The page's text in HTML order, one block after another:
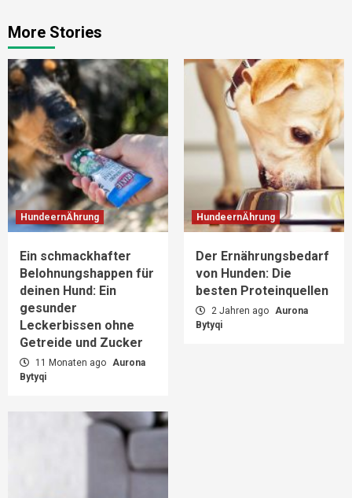
More Stories
HundeernÄhrung
Ein schmackhafter
Belohnungshappen für
deinen Hund: Ein
gesunder
Leckerbissen ohne
Getreide und Zucker
11 Monaten ago Aurona
Bytyqi
HundeernÄhrung
Der Ernährungsbedarf
von Hunden: Die
besten Proteinquellen
2 Jahren ago Aurona
Bytyqi